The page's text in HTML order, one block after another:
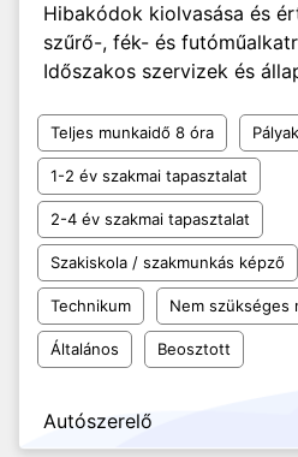
Hibakódok kiolvasása és
szűrő-, fék- és
Időszakos szervizek és
Teljes munkaidő 8 óra
1-2 év szakmai tapasztalat
2-4 év szakmai tapasztalat
Szakiskola / szakmunkás képző
Technikum Nem szükséges
Általános Beosztott
Autószerelő